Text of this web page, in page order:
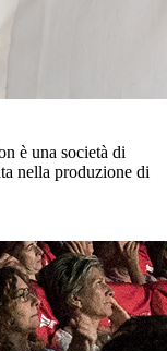
è una società di
nella produzione di